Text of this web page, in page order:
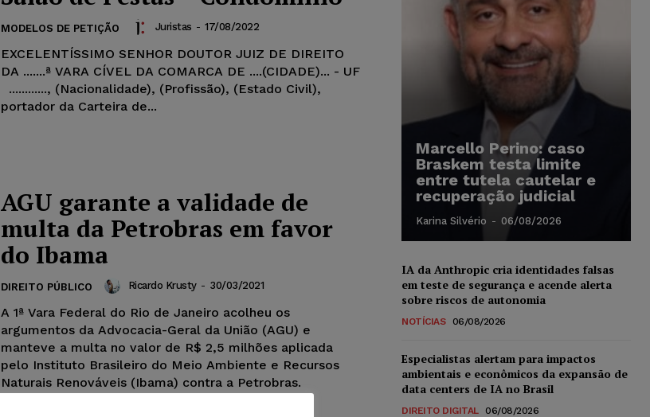
MODELOS DE PETIÇÃO Juristas - 17/08/2022
EXCELENTÍSSIMO SENHOR DOUTOR JUIZ DE DIREITO
DA .......ª VARA CÍVEL DA COMARCA DE ....(CIDADE)... - UF
............, (Nacionalidade), (Profissão), (Estado Civil),
portador da Carteira de...
AGU garante a validade de
multa da Petrobras em favor
do Ibama
DIREITO PÚBLICO Ricardo Krusty - 30/03/2021
A 1ª Vara Federal do Rio de Janeiro acolheu os
argumentos da Advocacia-Geral da União (AGU) e
manteve a multa no valor de R$ 2,5 milhões aplicada
pelo Instituto Brasileiro do Meio Ambiente e Recursos
Naturais Renováveis (Ibama) contra a Petrobras.
Marcello Perino: caso
Braskem testa limite
entre tutela cautelar e
recuperação judicial
Karina Silvério - 06/08/2026
IA da Anthropic cria identidades falsas
em teste de segurança e acende alerta
sobre riscos de autonomia
NOTÍCIAS 06/08/2026
Especialistas alertam para impactos
ambientais e econômicos da expansão de
data centers de IA no Brasil
DIREITO DIGITAL 06/08/2026